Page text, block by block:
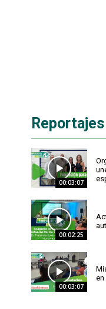
Reportajes
00:03:07
00:02:25
00:03:07
en